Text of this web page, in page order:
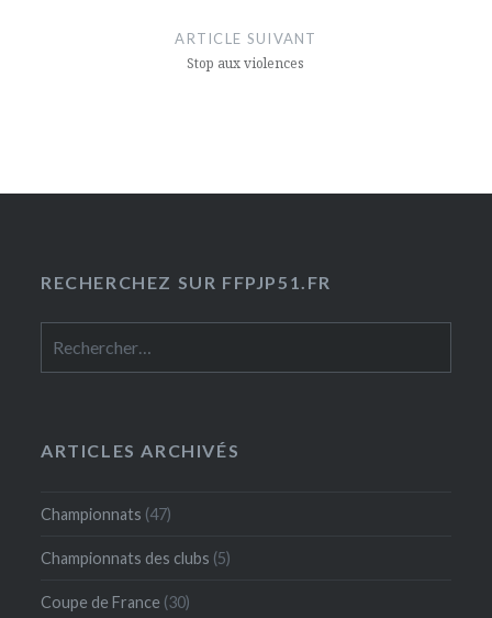
ARTICLE SUIVANT
Stop aux violences
RECHERCHEZ SUR FFPJP51.FR
ARTICLES ARCHIVÉS
Championnats (47)
Championnats des clubs (5)
Coupe de France (30)